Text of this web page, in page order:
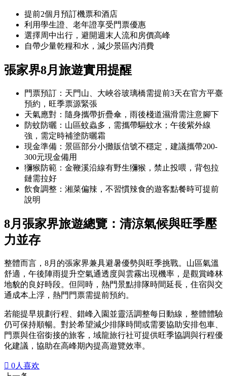
提前2個月預訂機票和酒店
利用學生證、老年證享受門票優惠
選擇周中出行，避開週末人流和房價高峰
自帶少量乾糧和水，減少景區內消費
張家界8月旅遊實用提醒
門票預訂：天門山、大峽谷玻璃橋需提前3天在官方平臺
預約，旺季票源緊張
天氣應對：隨身攜帶折疊傘，雨後棧道濕滑需注意腳下
防蚊防曬：山區蚊蟲多，需攜帶驅蚊水；午後紫外線
強，需定時補塗防曬霜
現金準備：景區部分小攤販信號不穩定，建議攜帶200-
300元現金備用
獼猴防範：金鞭溪沿線有野生獼猴，禁止投喂，背包拉
鏈需拉好
飲食調整：湘菜偏辣，不習慣辣食的遊客點餐時可提前
說明
8月張家界旅遊總覽：清涼氣候與旺季壓
力並存
整體而言，8月的張家界兼具避暑優勢與旺季挑戰。山區氣溫
舒適，午後陣雨提升空氣通透度與雲霧出現機率，是觀賞峰林
地貌的良好時段。但同時，熱門景點排隊時間延長，住宿與交
通成本上浮，熱門門票需提前預約。
若能提早規劃行程、錯峰入園並靈活調整每日動線，整體體驗
仍可保持順暢。對於希望減少排隊時間或需要協助安排包車、
門票與住宿銜接的旅客，域龍旅行社可提供旺季協調與行程優
化建議，協助在高峰期內提高遊覽效率。
 0人喜欢